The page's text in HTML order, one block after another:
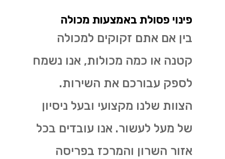
פינוי פסולת באמצעות מכולה
בין אם אתם זקוקים למכולה
קטנה או כמה מכולות, אנו נשמח
לספק עבורכם את השירות.
הצוות שלנו מקצועי ובעל ניסיון
של מעל לעשור. אנו עובדים בכל
אזור השרון והמרכז בפריסה